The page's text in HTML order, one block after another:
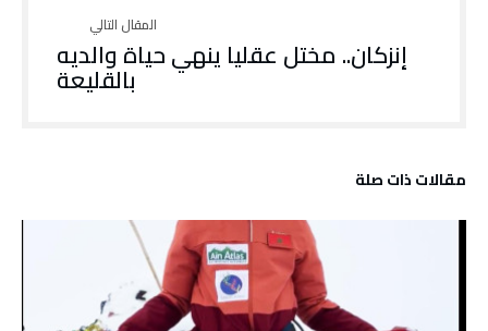
إنزكان.. مختل عقليا ينهي حياة والديه
بالقليعة
‫مقالات ذات صلة‬